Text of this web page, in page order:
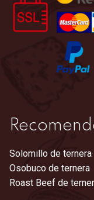
la
de
Solomillo de ternera
Osobuco de ternera
Roast Beef de